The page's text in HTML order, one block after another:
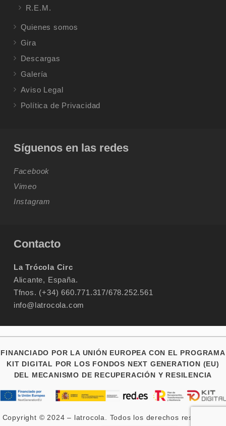
R.E.M.
Quienes somos
Gira
Descargas
Galería
Aviso Legal
Política de Privacidad
Síguenos en las redes
Facebook
Vimeo
Instagram
Contacto
La Trócola Circ
Alicante, España.
Tfnos. (+34) 660.771.317/678.252.561
info@latrocola.com
FINANCIADO POR LA UNIÓN EUROPEA CON EL PROGRAMA
KIT DIGITAL POR LOS FONDOS NEXT GENERATION (EU)
DEL MECANISMO DE RECUPERACIÓN Y RESILENCIA
Copyright © 2024 – latrocola. Todos los derechos reservados.